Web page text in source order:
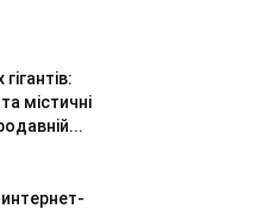
містичні